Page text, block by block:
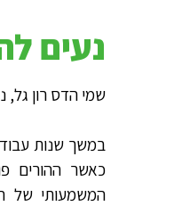
נעים
שמי הדס רון גל,
במשך שנות
כאשר ההורים
המשמעותי של
מאוד תרמו לנו
בהתהליכים . המון